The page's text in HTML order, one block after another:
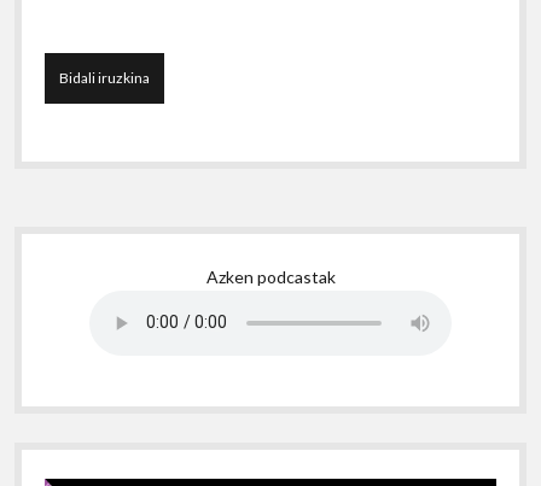
Sidebar
Azken podcastak